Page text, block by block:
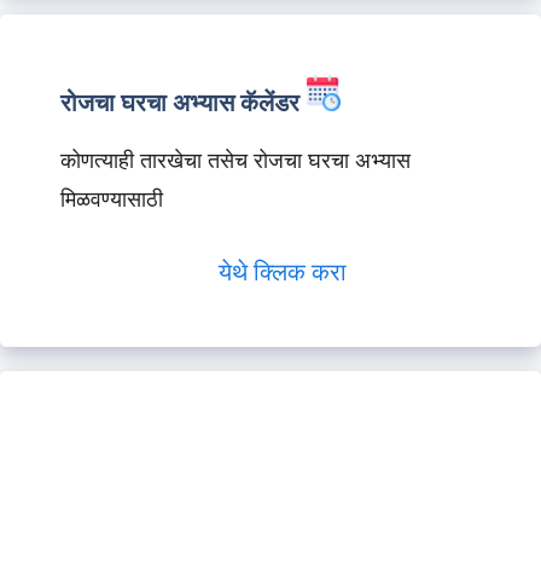
रोजचा घरचा अभ्यास कॅलेंडर
कोणत्याही तारखेचा तसेच रोजचा घरचा अभ्यास
मिळवण्यासाठी
येथे क्लिक करा